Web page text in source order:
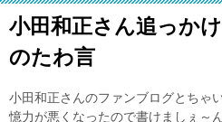
小田和正さん追っか
のたわ言
小田和正さんのファンブログとちゃ
憶力が悪くなったので書けましぇ～